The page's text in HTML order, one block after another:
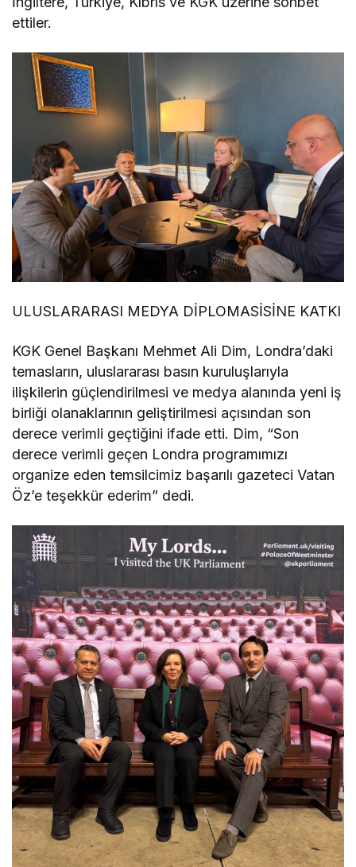
ettiler.
ULUSLARARASI MEDYA DİPLOMASİSİNE KATKI
KGK Genel Başkanı Mehmet Ali Dim, Londra’daki
temasların, uluslararası basın kuruluşlarıyla
ilişkilerin güçlendirilmesi ve medya alanında yeni iş
birliği olanaklarının geliştirilmesi açısından son
derece verimli geçtiğini ifade etti. Dim, “Son
derece verimli geçen Londra programımızı
organize eden temsilcimiz başarılı gazeteci Vatan
Öz’e teşekkür ederim” dedi.